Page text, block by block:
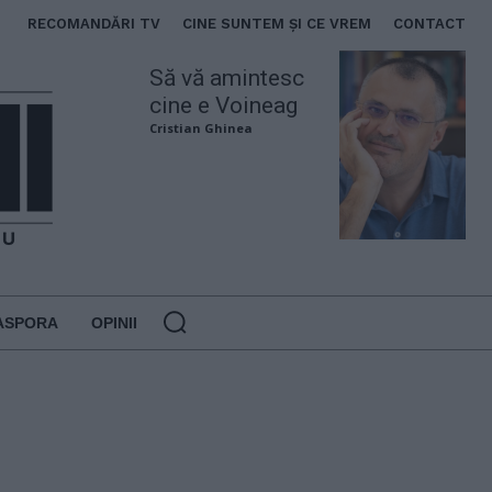
RECOMANDĂRI TV CINE SUNTEM ȘI CE VREM CONTACT
Să vă amintesc
cine e Voineag
Cristian Ghinea
OPINII